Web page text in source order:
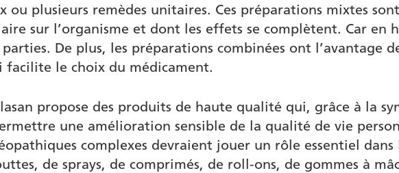
ou plusieurs remèdes unitaires. Ces préparations mixtes
sur l’organisme et dont les effets se complètent. Car en
parties. De plus, les préparations combinées ont l’avantage
facilite le choix du médicament.
propose des produits de haute qualité qui, grâce à la
une amélioration sensible de la qualité de vie
complexes devraient jouer un rôle essentiel dans
de sprays, de comprimés, de roll-ons, de gommes à